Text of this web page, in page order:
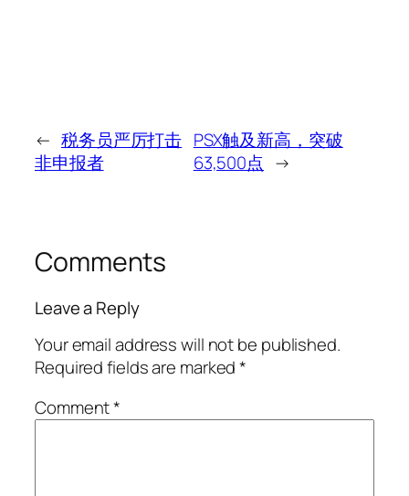
← 税务员严厉打击
非申报者
PSX触及新高，突破
63,500点 →
Comments
Leave a Reply
Your email address will not be published.
Required fields are marked*
Comment*